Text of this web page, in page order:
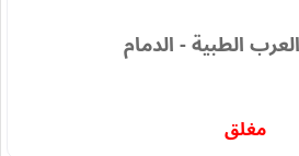
الطبية - الدمام
مغلق